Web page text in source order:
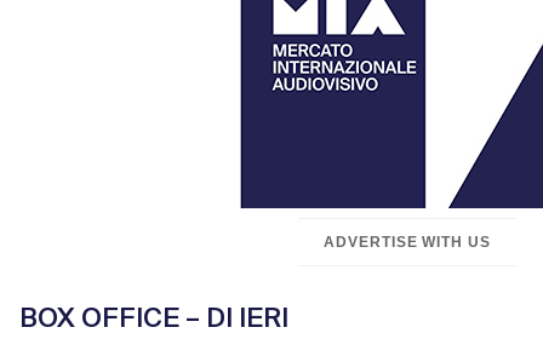
ADVERTISE WITH US
BOX OFFICE – DI IERI